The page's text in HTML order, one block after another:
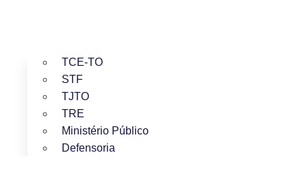
TCE-TO
STF
TJTO
TRE
Ministério Público
Defensoria